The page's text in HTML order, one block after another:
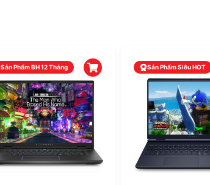
Sản Phẩm BH 12 Tháng Sản Phẩm Siêu HOT